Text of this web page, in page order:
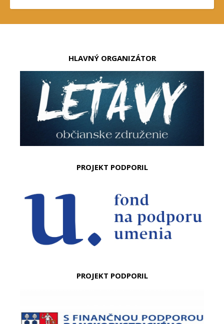
HLAVNÝ ORGANIZÁTOR
PROJEKT PODPORIL
PROJEKT PODPORIL